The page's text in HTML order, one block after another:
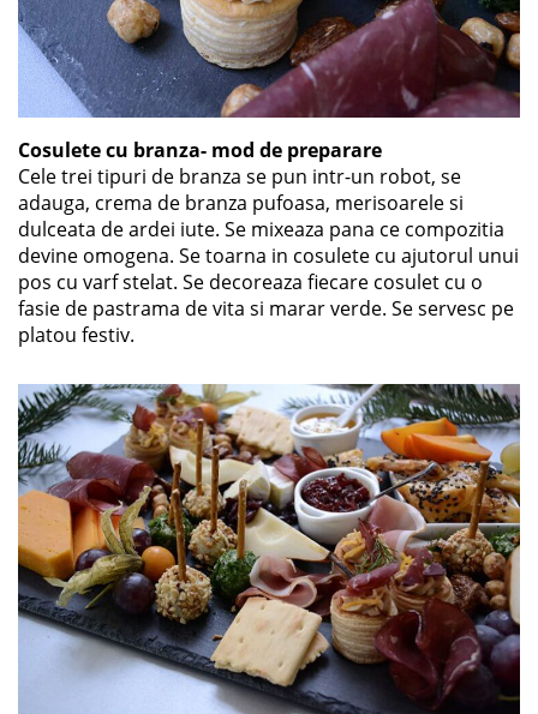
Cosulete cu branza- mod de preparare
Cele trei tipuri de branza se pun intr-un robot, se
adauga, crema de branza pufoasa, merisoarele si
dulceata de ardei iute. Se mixeaza pana ce compozitia
devine omogena. Se toarna in cosulete cu ajutorul unui
pos cu varf stelat. Se decoreaza fiecare cosulet cu o
fasie de pastrama de vita si marar verde. Se servesc pe
platou festiv.